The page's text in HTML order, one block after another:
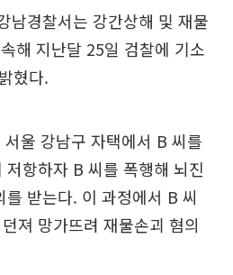
남경찰서는 강간상해 및 재물
해 지난달 25일 검찰에 기소
혔다.
울 강남구 자택에서 B 씨를
항하자 B 씨를 폭행해 뇌진
받는다. 이 과정에서 B 씨
져 망가뜨려 재물손괴 혐의